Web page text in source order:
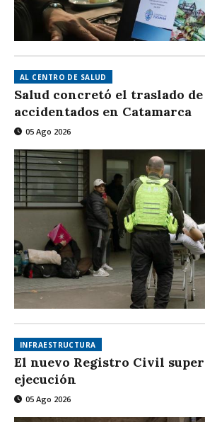
AL CENTRO DE SALUD
Salud concretó el traslado
accidentados en Catamarca
05 Ago 2026
INFRAESTRUCTURA
El nuevo Registro Civil
ejecución
05 Ago 2026